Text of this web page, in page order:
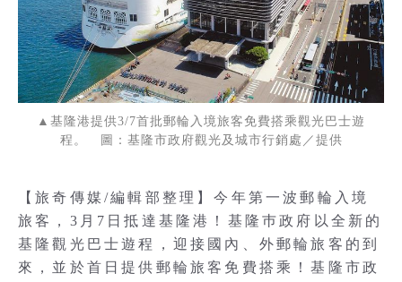
▲基隆港提供3/7首批郵輪入境旅客免費搭乘觀光巴士遊
程。 圖：基隆市政府觀光及城市行銷處／提供
【旅奇傳媒/編輯部整理】今年第一波郵輪入境
旅客，3月7日抵達基隆港！基隆巿政府以全新的
基隆觀光巴士遊程，迎接國內、外郵輪旅客的到
來，並於首日提供郵輪旅客免費搭乘！基隆市政